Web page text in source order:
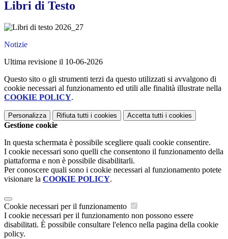
Libri di Testo
Notizie
Ultima revisione il 10-06-2026
Questo sito o gli strumenti terzi da questo utilizzati si avvalgono di
cookie necessari al funzionamento ed utili alle finalità illustrate nella
COOKIE POLICY.
Personalizza Rifiuta tutti i cookies Accetta tutti i cookies
Gestione cookie
In questa schermata è possibile scegliere quali cookie consentire.
I cookie necessari sono quelli che consentono il funzionamento della
piattaforma e non è possibile disabilitarli.
Per conoscere quali sono i cookie necessari al funzionamento potete
visionare la COOKIE POLICY.
Cookie necessari per il funzionamento
I cookie necessari per il funzionamento non possono essere
disabilitati. È possibile consultare l'elenco nella pagina della cookie
policy.